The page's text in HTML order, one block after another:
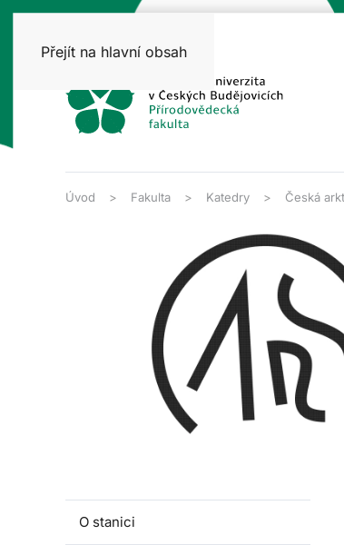
Přejít na hlavní obsah
Úvod Fakulta Katedry Česká
O stanici